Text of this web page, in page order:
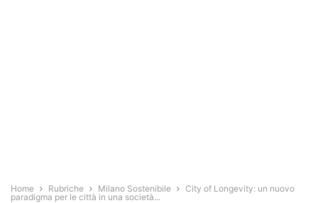
Home Rubriche Milano Sostenibile
City of Longevity: un nuovo
paradigma per le città in una società...